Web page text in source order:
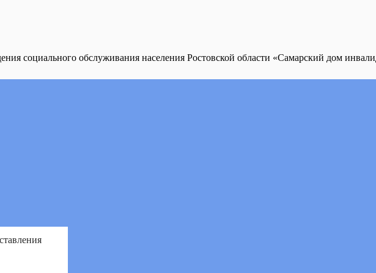
социального обслуживания населения Ростовской области «Самарский дом